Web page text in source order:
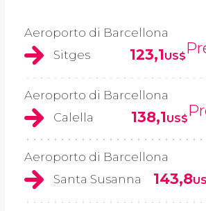
Aeroporto di Barcellona
Sitges
123,1US$
Aeroporto di Barcellona
Calella
138,1US$
Aeroporto di Barcellona
Santa Susanna
143,8